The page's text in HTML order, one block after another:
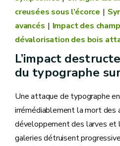
creusées sous l’écorce
avancés
Impact des
dévalorisation des bois
L’impact
du typographe
Une attaque de typographe
irrémédiablement la mort des
développement des larves et
galeries détruisent